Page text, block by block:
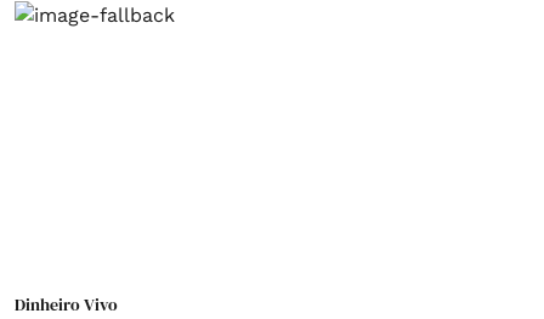
Dinheiro Vivo